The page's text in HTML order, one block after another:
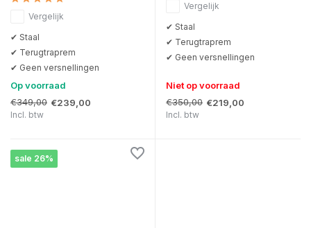
Vergelijk
✔ Staal
✔ Terugtraprem
✔ Geen versnellingen
Op voorraad
€349,00 €239,00
Incl. btw
Vergelijk
✔ Staal
✔ Terugtraprem
✔ Geen versnellingen
Niet op voorraad
€350,00 €219,00
Incl. btw
sale 26%